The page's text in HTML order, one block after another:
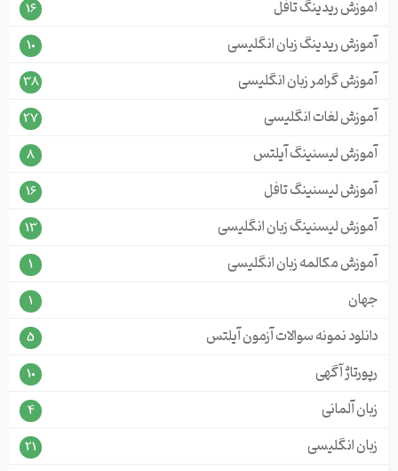
آموزش ریدینگ تافل 16
آموزش ریدینگ زبان انگلیسی 10
آموزش گرامر زبان انگلیسی 38
آموزش لغات انگلیسی 27
آموزش لیسنینگ آیلتس 8
آموزش لیسنینگ تافل 16
آموزش لیسنینگ زبان انگلیسی 13
آموزش مکالمه زبان انگلیسی 1
جهان 1
دانلود نمونه سوالات آزمون آیلتس 5
رپورتاژ آگهی 10
زبان آلمانی 4
زبان انگلیسی 21